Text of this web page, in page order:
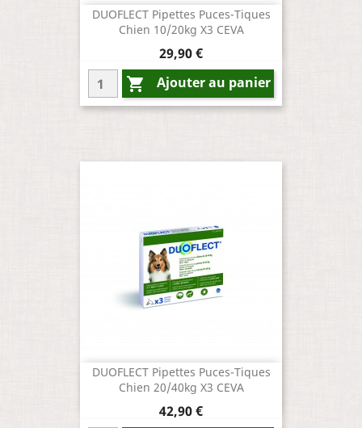
DUOFLECT Pipettes Puces-Tiques
Chien 10/20kg X3 CEVA
Prix
29,90 €
 Ajouter au panier
DUOFLECT Pipettes Puces-Tiques
Chien 20/40kg X3 CEVA
Prix
42,90 €